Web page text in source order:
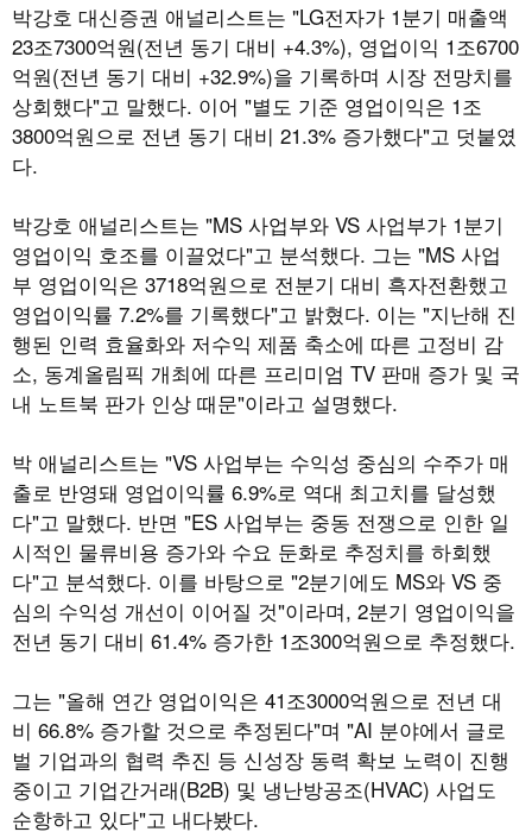
박강호 대신증권 애널리스트는 "LG전자가 1분기 매출액
23조7300억원(전년 동기 대비 +4.3%), 영업이익 1조6700
억원(전년 동기 대비 +32.9%)을 기록하며 시장 전망치를
상회했다"고 말했다. 이어 "별도 기준 영업이익은 1조
3800억원으로 전년 동기 대비 21.3% 증가했다"고 덧붙였
다.
박강호 애널리스트는 "MS 사업부와 VS 사업부가 1분기
영업이익 호조를 이끌었다"고 분석했다. 그는 "MS 사업
부 영업이익은 3718억원으로 전분기 대비 흑자전환했고
영업이익률 7.2%를 기록했다"고 밝혔다. 이는 "지난해 진
행된 인력 효율화와 저수익 제품 축소에 따른 고정비 감
소, 동계올림픽 개최에 따른 프리미엄 TV 판매 증가 및 국
내 노트북 판가 인상 때문"이라고 설명했다.
박 애널리스트는 "VS 사업부는 수익성 중심의 수주가 매
출로 반영돼 영업이익률 6.9%로 역대 최고치를 달성했
다"고 말했다. 반면 "ES 사업부는 중동 전쟁으로 인한 일
시적인 물류비용 증가와 수요 둔화로 추정치를 하회했
다"고 분석했다. 이를 바탕으로 "2분기에도 MS와 VS 중
심의 수익성 개선이 이어질 것"이라며, 2분기 영업이익을
전년 동기 대비 61.4% 증가한 1조300억원으로 추정했다.
그는 "올해 연간 영업이익은 41조3000억원으로 전년 대
비 66.8% 증가할 것으로 추정된다"며 "AI 분야에서 글로
벌 기업과의 협력 추진 등 신성장 동력 확보 노력이 진행
중이고 기업간거래(B2B) 및 냉난방공조(HVAC) 사업도
순항하고 있다"고 내다봤다.